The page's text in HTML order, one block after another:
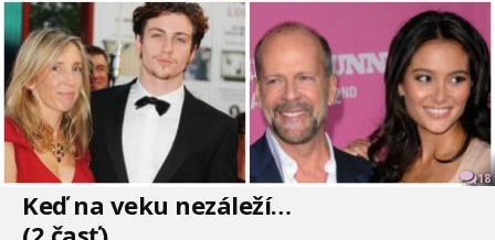
18
Keď na veku nezáleží…